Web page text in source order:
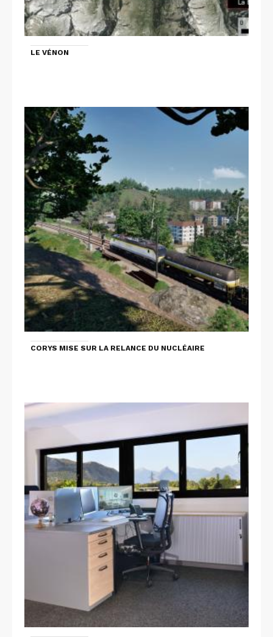
LE VÉNON
CORYS MISE SUR LA RELANCE DU NUCLÉAIRE